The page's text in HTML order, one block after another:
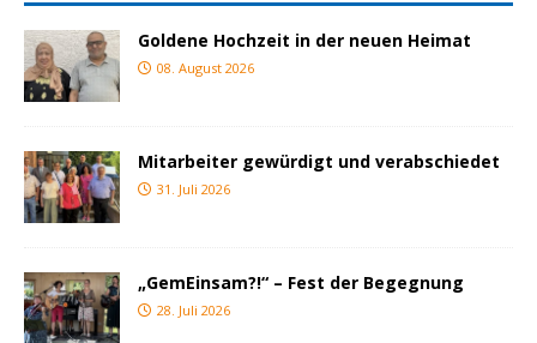
Goldene Hochzeit in der neuen Heimat
08. August 2026
Mitarbeiter gewürdigt und verabschiedet
31. Juli 2026
„GemEinsam?!“ – Fest der Begegnung
28. Juli 2026